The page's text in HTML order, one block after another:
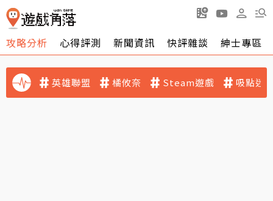
攻略分析 心得評測 新聞資訊 快評雜談 紳士專區
英雄聯盟 橘攸奈 Steam遊戲 吸點迷